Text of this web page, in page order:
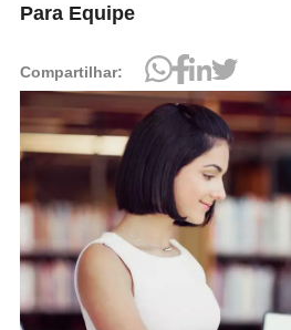
Para Equipe
Compartilhar: